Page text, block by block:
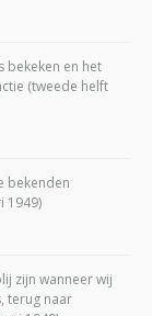
bekeken en het
(tweede helft
bekenden
1949)
zijn wanneer wij
terug naar